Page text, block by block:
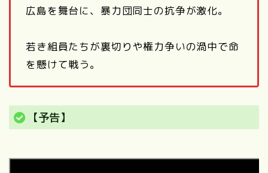
広島を舞台に、暴力団同士の抗争が激化。
若き組員たちが裏切りや権力争いの渦中で命
を懸けて戦う。
【予告】